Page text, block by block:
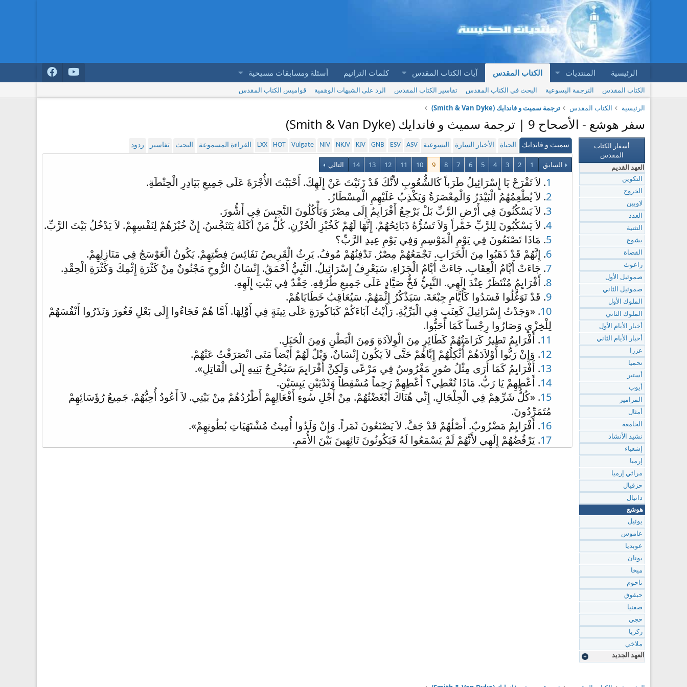
الرئيسية المنتديات الكتاب المقدس آيات الكتاب المقدس كلمات الترانيم أسئلة ومسابقات مسيحية
الكتاب المقدس الترجمة اليسوعية البحث في الكتاب المقدس تفاسير الكتاب المقدس الرد على الشبهات الوهمية
قواميس الكتاب المقدس
الرئيسية
الكتاب المقدس ترجمة سميث و فاندايك (Smith & Van Dyke)
سفر هوشع - الأصحاح 9 | ترجمة سميث و فاندايك (Smith & Van Dyke)
سميث و فاندايك الحياة الأخبار السارة اليسوعية ASV
ESV
GNB
KJV
NKJV
NIV
Vulgate
HOT
LXX القراءة المسموعة البحث تفاسير ردود
السابق 1
2
3
4
5
6
7
8
9
10
11
12
13
14 التالي
1. لاَ تَفْرَحْ يَا إِسْرَائِيلُ طَرَباً كَالشُّعُوبِ لأَنَّكَ قَدْ زَنَيْتَ عَنْ إِلَهِكَ. أَحْبَبْتَ الأُجْرَةَ عَلَى جَمِيعِ بَيَادِرِ الْحِنْطَةِ.
2. لاَ يُطْعِمُهُمُ الْبَيْدَرُ وَالْمِعْصَرَةُ وَيَكْذِبُ عَلَيْهِمِ الْمِسْطَارُ.
3. لاَ يَسْكُنُونَ فِي أَرْضِ الرَّبِّ بَلْ يَرْجِعُ أَفْرَايِمُ إِلَى مِصْرَ وَيَأْكُلُونَ النَّجِسَ فِي أَشُّورَ.
4. لاَ يَسْكُبُونَ لِلرَّبِّ خَمْراً وَلاَ تَسُرُّهُ ذَبَائِحُهُمْ. إِنَّهَا لَهُمْ كَخُبْزِ الْحُزْنِ. كُلُّ مَنْ أَكَلَهُ يَتَنَجَّسُ. إِنَّ خُبْزَهُمْ لِنَفْسِهِمْ. لاَ يَدْخُلُ بَيْتَ الرَّبِّ.
5. مَاذَا تَصْنَعُونَ فِي يَوْمِ الْمَوْسِمِ وَفِي يَوْمِ عِيدِ الرَّبِّ؟
6. إِنَّهُمْ قَدْ ذَهَبُوا مِنَ الْخَرَابِ. تَجْمَعُهُمْ مِصْرُ. تَدْفِنُهُمْ مُوفُ. يَرِثُ الْقَرِيصُ نَفَائِسَ فِضَّتِهِمْ. يَكُونُ الْعَوْسَجُ فِي مَنَازِلِهِمْ.
7. جَاءَتْ أَيَّامُ الْعِقَابِ. جَاءَتْ أَيَّامُ الْجَزَاءِ. سَيَعْرِفُ إِسْرَائِيلُ. النَّبِيُّ أَحْمَقُ. إِنْسَانُ الرُّوحِ مَجْنُونٌ مِنْ كَثْرَةِ إِثْمِكَ وَكَثْرَةِ الْحِقْدِ.
8. أَفْرَايِمُ مُنْتَظَرٌ عِنْدَ إِلَهِي. النَّبِيُّ فَخُّ صَيَّادٍ عَلَى جَمِيعِ طُرُقِهِ. حَِقْدٌ فِي بَيْتِ إِلَهِهِ.
9. قَدْ تَوَغَّلُوا فَسَدُوا كَأَيَّامِ جِبْعَةَ. سَيَذْكُرُ إِثْمَهُمْ. سَيُعَاقِبُ خَطَايَاهُمْ.
10. «وَجَدْتُ إِسْرَائِيلَ كَعِنَبٍ فِي الْبَرِّيَّةِ. رَأَيْتُ آبَاءَكُمْ كَبَاكُورَةٍ عَلَى تِينَةٍ فِي أَوَّّلِهَا. أَمَّا هُمْ فَجَاءُوا إِلَى بَعْلِ فَغُورَ وَنَذَرُوا أَنْفُسَهُمْ
لِلْخِزْيِ وَصَارُوا رِجْساً كَمَا أَحَبُّوا.
11. أَفْرَايِمُ تَطِيرُ كَرَامَتُهُمْ كَطَائِرٍ مِنَ الْوِلاَدَةِ وَمِنَ الْبَطْنِ وَمِنَ الْحَبَلِ.
12. وَإِنْ رَبُّوا أَوْلاَدَهُمْ أُثْكِلُهُمْ إِيَّاهُمْ حَتَّى لاَ يَكُونَ إِنْسَانٌ. وَيْلٌ لَهُمْ أَيْضاً مَتَى انْصَرَفْتُ عَنْهُمْ.
13. أَفْرَايِمُ كَمَا أَرَى مِثْلُ صُورٍ مَغْرُوسٌ فِي مَرْعًى وَلَكِنَّ أَفْرَايِمَ سَيُخْرِجُ بَنِيهِ إِلَى الْقَاتِلِ».
14. أَعْطِهِمْ يَا رَبُّ. مَاذَا تُعْطِي؟ أَعْطِهِمْ رَحِماً مُسْقِطاً وَثَدْيَيْنِ يَبِسَيْنِ.
15. «كُلُّ شَرِّهِمْ فِي الْجِلْجَالِ. إِنِّي هُنَاكَ أَبْغَضْتُهُمْ. مِنْ أَجْلِ سُوءِ أَفْعَالِهِمْ أَطْرُدُهُمْ مِنْ بَيْتِي. لاَ أَعُودُ أُحِبُّهُمْ. جَمِيعُ رُؤَسَائِهِمْ
مُتَمَرِّدُونَ.
16. أَفْرَايِمُ مَضْرُوبٌ. أَصْلُهُمْ قَدْ جَفَّ. لاَ يَصْنَعُونَ ثَمَراً. وَإِنْ وَلَدُوا أُمِيتُ مُشْتَهَيَاتِ بُطُونِهِمْ».
17. يَرْفُضُهُمْ إِلَهِي لأَنَّهُمْ لَمْ يَسْمَعُوا لَهُ فَيَكُونُونَ تَائِهِينَ بَيْنَ الأُمَمِ.
أسفار الكتاب
المقدس
العهد القديم
التكوين
الخروج
لاويين
العدد
التثنية
يشوع
القضاة
راعوث
صموئيل الأول
صموئيل الثاني
الملوك الأول
الملوك الثاني
أخبار الأيام الأول
أخبار الأيام الثاني
عزرا
نحميا
أستير
أيوب
المزامير
أمثال
الجامعة
نشيد الأنشاد
إشعياء
إرميا
مراثي إرميا
حزقيال
دانيال
هوشع
يوئيل
عاموس
عوبديا
يونان
ميخا
ناحوم
حبقوق
صفنيا
حجي
زكريا
ملاخي
العهد الجديد